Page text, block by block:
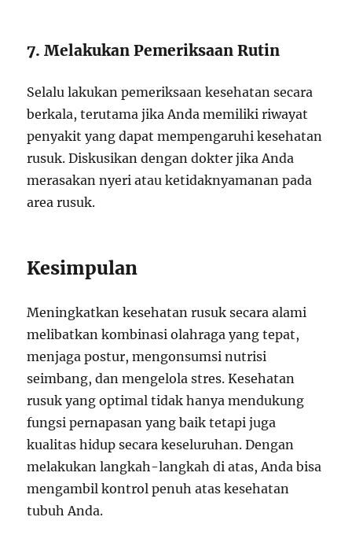
7. Melakukan Pemeriksaan Rutin
Selalu lakukan pemeriksaan kesehatan secara
berkala, terutama jika Anda memiliki riwayat
penyakit yang dapat mempengaruhi kesehatan
rusuk. Diskusikan dengan dokter jika Anda
merasakan nyeri atau ketidaknyamanan pada
area rusuk.
Kesimpulan
Meningkatkan kesehatan rusuk secara alami
melibatkan kombinasi olahraga yang tepat,
menjaga postur, mengonsumsi nutrisi
seimbang, dan mengelola stres. Kesehatan
rusuk yang optimal tidak hanya mendukung
fungsi pernapasan yang baik tetapi juga
kualitas hidup secara keseluruhan. Dengan
melakukan langkah-langkah di atas, Anda bisa
mengambil kontrol penuh atas kesehatan
tubuh Anda.